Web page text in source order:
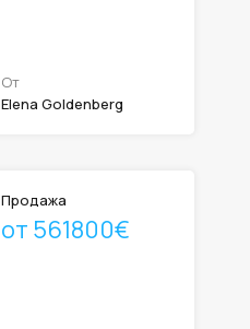
От
Elena Goldenberg
Продажа
от 561800€